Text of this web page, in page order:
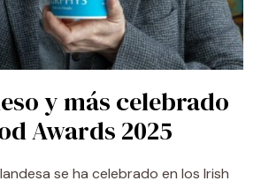
y más celebrado
Awards 2025
se ha celebrado en los Irish